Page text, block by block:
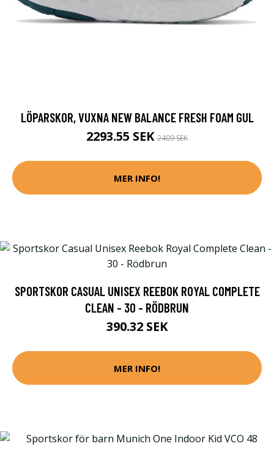
LÖPARSKOR, VUXNA NEW BALANCE FRESH FOAM GUL
2293.55 SEK 2409 SEK
MER INFO!
SPORTSKOR CASUAL UNISEX REEBOK ROYAL COMPLETE
CLEAN - 30 - RÖDBRUN
390.32 SEK
MER INFO!